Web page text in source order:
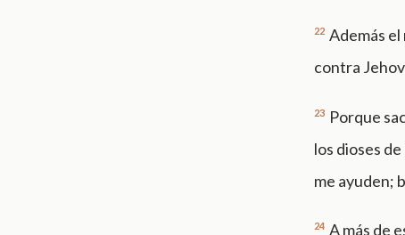
22 Además
contra
23 Porque
los dioses
me ayuden;
24 A más de